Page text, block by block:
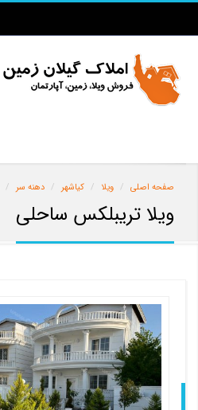
صفحه اصلی ویلا کیاشهر دهنه سر
ویلا تریبلکس ساحلی